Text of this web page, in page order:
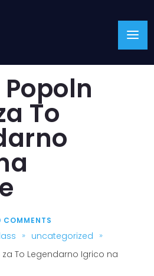
To
COMMENTS
9 uncategorized 9
za To Legendarno Igrico na